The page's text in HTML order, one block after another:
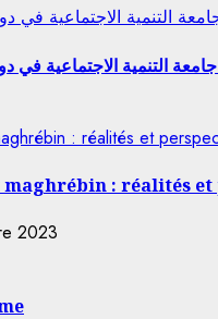
التنمية الاجتماعية في
التنمية الاجتماعية في
: réalités et
: réalités et
2023